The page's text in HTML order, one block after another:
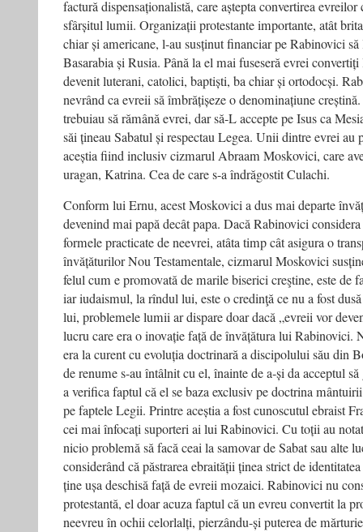
factură dispensaționalistă, care aștepta convertirea
sfârșitul lumii. Organizații protestante importante, atât
chiar și americane, l-au susținut financiar pe Rabinovici
Basarabia și Rusia. Până la el mai fuseseră evrei
devenit luterani, catolici, baptiști, ba chiar și ortodocși.
nevrând ca evreii să îmbrățișeze o denominațiune
trebuiau să rămână evrei, dar să-L accepte pe Isus ca
săi țineau Sabatul și respectau Legea. Unii dintre evrei
aceștia fiind inclusiv cizmarul Abraam Moskovici, care
uragan, Katrina. Cea de care s-a îndrăgostit Culachi.
Conform lui Ernu, acest Moskovici a dus mai departe
devenind mai papă decât papa. Dacă Rabinovici
formele practicate de neevrei, atâta timp cât asigura o
învățăturilor Nou Testamentale, cizmarul Moskovici
felul cum e promovată de marile biserici creştine, este de
iar iudaismul, la rîndul lui, este o credinţă ce nu a fost
lui, problemele lumii ar dispare doar dacă „evreii vor
lucru care era o inovație față de învățătura lui Rabinovici.
era la curent cu evoluția doctrinară a discipolului său din
de renume s-au întâlnit cu el, înainte de a-și da acceptul
a verifica faptul că el se baza exclusiv pe doctrina
pe faptele Legii. Printre aceștia a fost cunoscutul ebraist
cei mai înfocați suporteri ai lui Rabinovici. Cu toții au
nicio problemă să facă ceai la samovar de Sabat sau alte
considerând că păstrarea ebraității ținea strict de
ține ușa deschisă față de evreii mozaici. Rabinovici nu
protestantă, el doar acuza faptul că un evreu convertit la
neevreu în ochii celorlalți, pierzându-și puterea de